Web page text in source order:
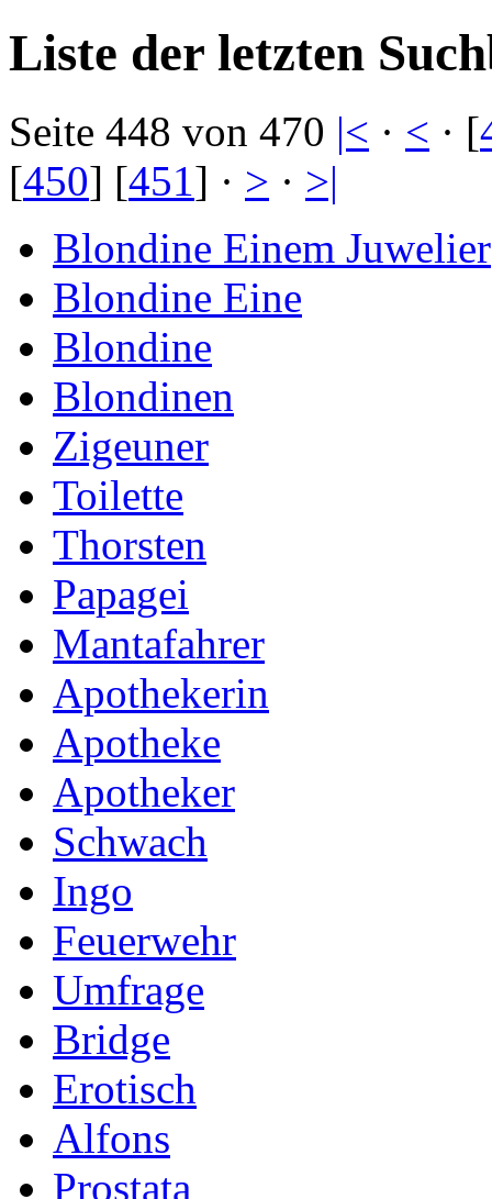
Liste der letzten
Seite 448 von 470 |< · < · [
[450] [451] · > · >|
Blondine Einem Juwelier
Blondine Eine
Blondine
Blondinen
Zigeuner
Toilette
Thorsten
Papagei
Mantafahrer
Apothekerin
Apotheke
Apotheker
Schwach
Ingo
Feuerwehr
Umfrage
Bridge
Erotisch
Alfons
Prostata